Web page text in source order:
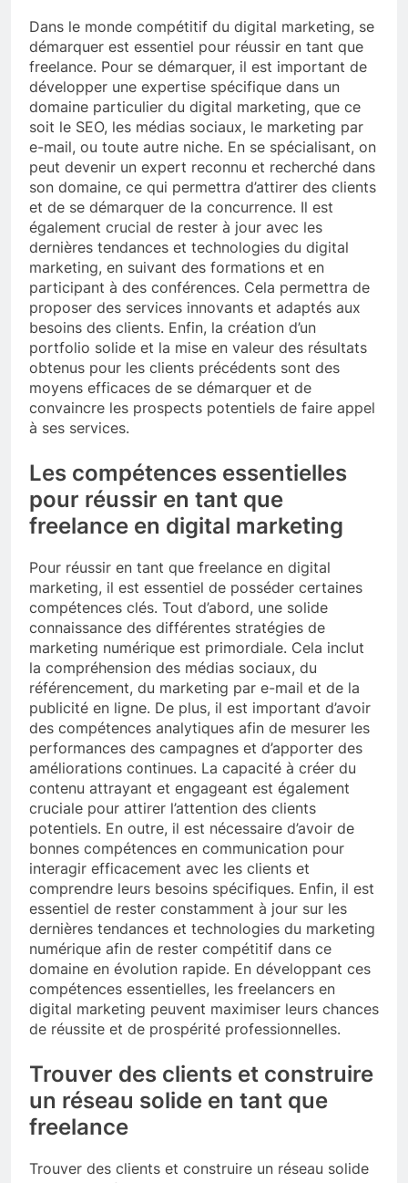
Dans le monde compétitif du digital marketing, se
démarquer est essentiel pour réussir en tant que
freelance. Pour se démarquer, il est important de
développer une expertise spécifique dans un
domaine particulier du digital marketing, que ce
soit le SEO, les médias sociaux, le marketing par
e-mail, ou toute autre niche. En se spécialisant, on
peut devenir un expert reconnu et recherché dans
son domaine, ce qui permettra d’attirer des clients
et de se démarquer de la concurrence. Il est
également crucial de rester à jour avec les
dernières tendances et technologies du digital
marketing, en suivant des formations et en
participant à des conférences. Cela permettra de
proposer des services innovants et adaptés aux
besoins des clients. Enfin, la création d’un
portfolio solide et la mise en valeur des résultats
obtenus pour les clients précédents sont des
moyens efficaces de se démarquer et de
convaincre les prospects potentiels de faire appel
à ses services.
Les compétences essentielles
pour réussir en tant que
freelance en digital marketing
Pour réussir en tant que freelance en digital
marketing, il est essentiel de posséder certaines
compétences clés. Tout d’abord, une solide
connaissance des différentes stratégies de
marketing numérique est primordiale. Cela inclut
la compréhension des médias sociaux, du
référencement, du marketing par e-mail et de la
publicité en ligne. De plus, il est important d’avoir
des compétences analytiques afin de mesurer les
performances des campagnes et d’apporter des
améliorations continues. La capacité à créer du
contenu attrayant et engageant est également
cruciale pour attirer l’attention des clients
potentiels. En outre, il est nécessaire d’avoir de
bonnes compétences en communication pour
interagir efficacement avec les clients et
comprendre leurs besoins spécifiques. Enfin, il est
essentiel de rester constamment à jour sur les
dernières tendances et technologies du marketing
numérique afin de rester compétitif dans ce
domaine en évolution rapide. En développant ces
compétences essentielles, les freelancers en
digital marketing peuvent maximiser leurs chances
de réussite et de prospérité professionnelles.
Trouver des clients et construire
un réseau solide en tant que
freelance
Trouver des clients et construire un réseau solide